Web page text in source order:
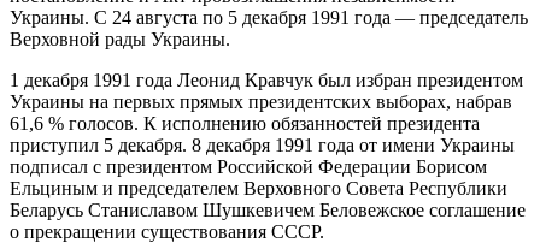
Украины. С 24 августа по 5 декабря 1991 года — председатель
Верховной рады Украины.
1 декабря 1991 года Леонид Кравчук был избран президентом
Украины на первых прямых президентских выборах, набрав
61,6 % голосов. К исполнению обязанностей президента
приступил 5 декабря. 8 декабря 1991 года от имени Украины
подписал с президентом Российской Федерации Борисом
Ельциным и председателем Верховного Совета Республики
Беларусь Станиславом Шушкевичем Беловежское соглашение
о прекращении существования СССР.